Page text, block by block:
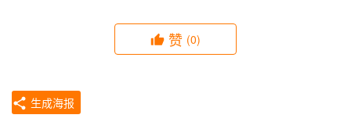
赞 (0)
生成海报